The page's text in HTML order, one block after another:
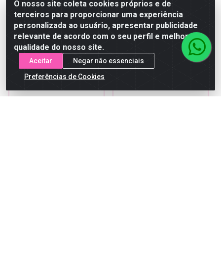
Faça seu login ou
cadastre-se para
ver preços e
comprar
Faça seu login ou
cadastre-se para
ver preços e
comprar
O nosso site coleta cookies próprios e de
terceiros para proporcionar uma experiência
personalizada ao usuário, apresentar publicidade
relevante de acordo com o seu perfil e melhorar a
qualidade do nosso site.
Aceitar
Negar não essenciais
Preferências de Cookies